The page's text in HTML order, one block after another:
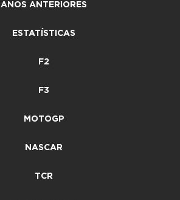
ANOS ANTERIORES
ESTATÍSTICAS
F2
F3
MOTOGP
NASCAR
TCR